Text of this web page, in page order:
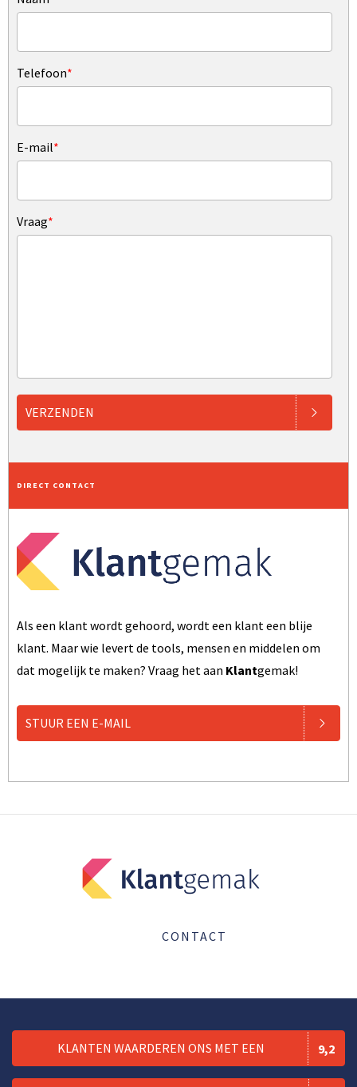
Telefoon*
E-mail*
Vraag*
VERZENDEN
DIRECT CONTACT
Als een klant wordt gehoord, wordt een klant een blije
klant. Maar wie levert de tools, mensen en middelen om
dat mogelijk te maken? Vraag het aan Klantgemak!
STUUR EEN E-MAIL
CONTACT
KLANTEN WAARDEREN ONS MET EEN 9,2